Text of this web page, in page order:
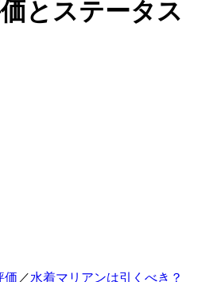
とステータス
価 ／水着マリアンは引くべき？